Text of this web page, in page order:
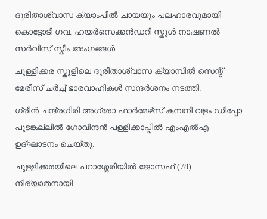
ദുരിതാശ്വാസ ക്യാംപിൽ ചായയും പലഹാരവുമായി
കൊട്ടോടി ഗവ. ഹയർസെക്കൻഡറി സ്കൂൾ നാഷണൽ
സർവീസ് സ്കീം അംഗങ്ങൾ.
ചുള്ളിക്കര സ്കൂളിലെ ദുരിതാശ്വാസ ക്യാമ്പിൽ സെന്റ്
മേരീസ് ചർച്ച് ഭാരവാഹികൾ സന്ദർശനം നടത്തി.
ഗ്രീൻ ചന്ദ്രഗിരി അഗ്രോ ഫാർമേഴ്‌സ് കമ്പനി വളം ഡിപ്പോ
പൂടങ്കല്ലിൽ ഗോവിന്ദൻ പള്ളിക്കാപ്പിൽ എംഎൽഎ
ഉദ്ഘാടനം ചെയ്തു.
ചുള്ളിക്കരയിലെ പറാശ്ശേരിയിൽ ജോസഫ് (78)
നിര്യാതനായി.